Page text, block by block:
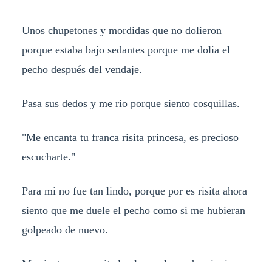
Unos chupetones y mordidas que no dolieron
porque estaba bajo sedantes porque me dolia el
pecho después del vendaje.
Pasa sus dedos y me rio porque siento cosquillas.
"Me encanta tu franca risita princesa, es precioso
escucharte."
Para mi no fue tan lindo, porque por es risita ahora
siento que me duele el pecho como si me hubieran
golpeado de nuevo.